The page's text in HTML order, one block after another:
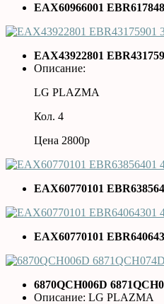
EAX60966001
EAX43922801
Описание:
LG PLAZMA
Кол. 4
Цена 2800р
EAX60770101
EAX60770101
6870QCH006D
Описание: LG PLAZMA